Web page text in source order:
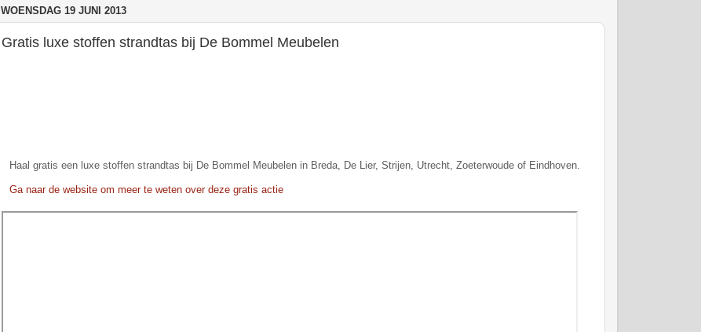
WOENSDAG 19 JUNI 2013
Gratis luxe stoffen strandtas bij De Bommel Meubelen
Haal gratis een luxe stoffen strandtas bij De Bommel Meubelen in Breda, De Lier, Strijen, Utrecht, Zoeterwoude of Eindhoven.
Ga naar de website om meer te weten over deze gratis actie